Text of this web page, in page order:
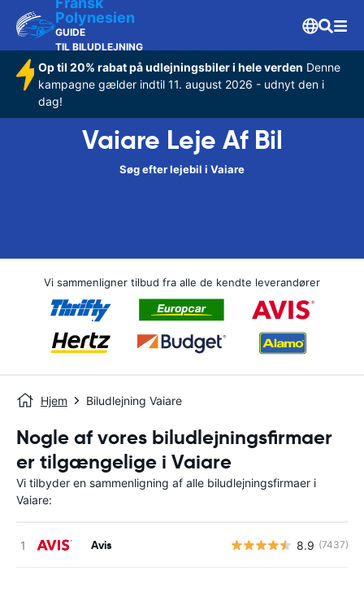
Polynesien
GUIDE
TIL BILUDLEJNING
Op til 20% rabat på udlejningsbiler i hele verden Denne
kampagne gælder indtil 11. august 2026 - udnyt den i
dag!
Vaiare Leje Af Bil
Søg efter lejebil i Vaiare
Vi sammenligner tilbud fra alle de kendte leverandører
Hjem Biludlejning Vaiare
Nogle af vores biludlejningsfirmaer
er tilgængelige i Vaiare
Vi tilbyder en sammenligning af alle biludlejningsfirmaer i
Vaiare:
Avis 8.9 (7437)